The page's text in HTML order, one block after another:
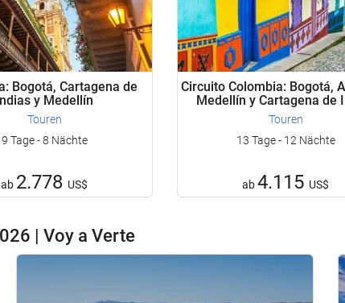
Bogotá, Cartagena de
y Medellín
Touren
9 Tage - 8 Nächte
ab 2.778 US$
Circuito Colombia: Bogotá,
Medellín y Cartagena de
Touren
13 Tage - 12 Nächte
ab4.115 US$
| Voy a Verte